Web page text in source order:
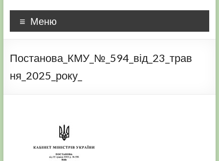
Меню
Постанова_КМУ_№_594_від_23_трав
ня_2025_року_